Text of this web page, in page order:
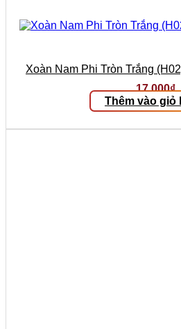
Xoàn Nam Phi Tròn Trắng
17.000₫
Thêm vào giỏ